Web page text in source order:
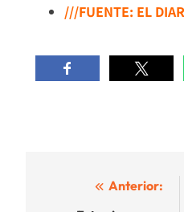
///FUENTE: EL
Navegación
Anterior: